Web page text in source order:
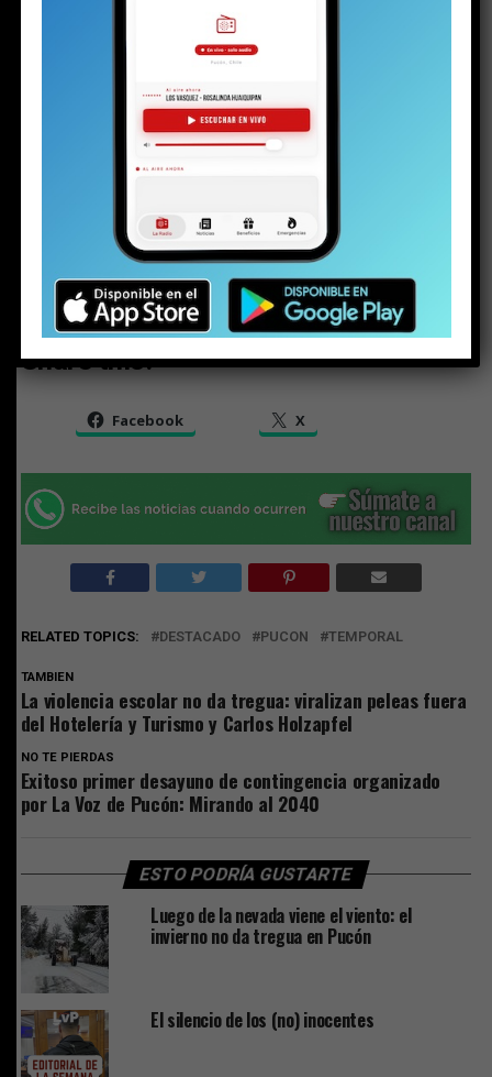
Alcalde y el temporal
Share this:
Facebook X
RELATED TOPICS: DESTACADO PUCON TEMPORAL
TAMBIEN
La violencia escolar no da tregua: viralizan peleas fuera
del Hotelería y Turismo y Carlos Holzapfel
NO TE PIERDAS
Exitoso primer desayuno de contingencia organizado
por La Voz de Pucón: Mirando al 2040
ESTO PODRÍA GUSTARTE
Luego de la nevada viene el viento: el
invierno no da tregua en Pucón
El silencio de los (no) inocentes